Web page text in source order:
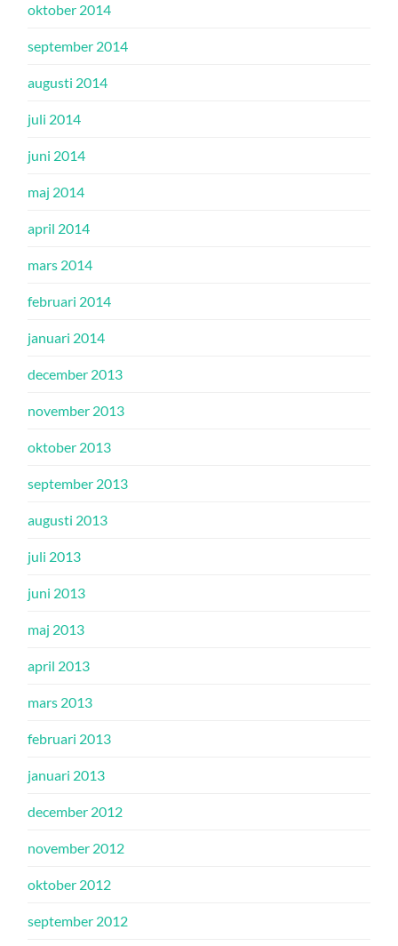
oktober 2014
september 2014
augusti 2014
juli 2014
juni 2014
maj 2014
april 2014
mars 2014
februari 2014
januari 2014
december 2013
november 2013
oktober 2013
september 2013
augusti 2013
juli 2013
juni 2013
maj 2013
april 2013
mars 2013
februari 2013
januari 2013
december 2012
november 2012
oktober 2012
september 2012